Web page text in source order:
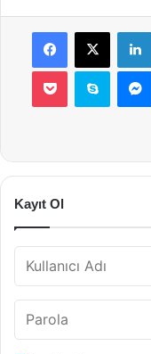
Facebook
X
Pocket Skype
Kayıt Ol